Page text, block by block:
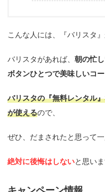
こんな人には、『バリスタ』
バリスタがあれば、 朝の忙し
ボタンひとつで美味しいコ
バリスタの『無料レンタル
が使えるので、
ぜひ、だまされたと思って
絶対に後悔はしないと思いま